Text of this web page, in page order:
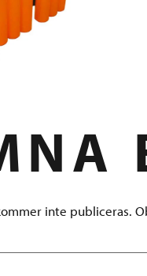
inte publiceras.